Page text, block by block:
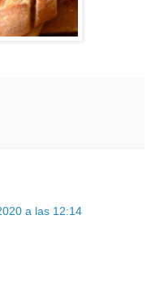
a las 12:14